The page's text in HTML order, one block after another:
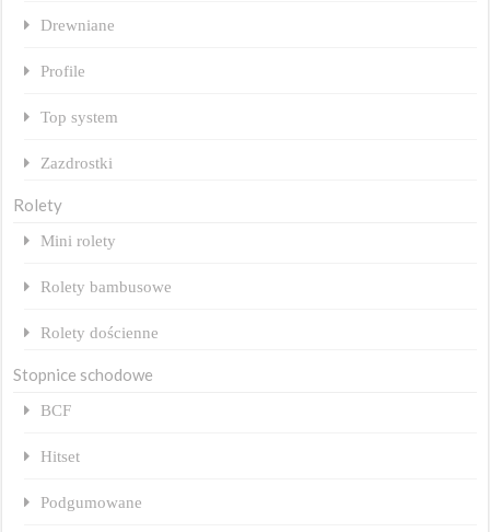
Drewniane
Profile
Top system
Zazdrostki
Rolety
Mini rolety
Rolety bambusowe
Rolety dościenne
Stopnice schodowe
BCF
Hitset
Podgumowane